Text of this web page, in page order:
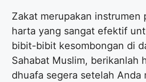
Zakat merupakan instrumen
harta yang sangat efektif
bibit-bibit kesombongan di
Sahabat Muslim, berikanlah
dhuafa segera setelah Anda